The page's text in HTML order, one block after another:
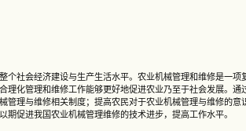
社会经济建设与生产生活水平。农业机械管理和维修是一项
化管理和维修工作能够更好地促进农业乃至于社会发展。通
理与维修相关制度；提高农民对于农业机械管理与维修的意
促进我国农业机械管理维修的技术进步，提高工作水平。